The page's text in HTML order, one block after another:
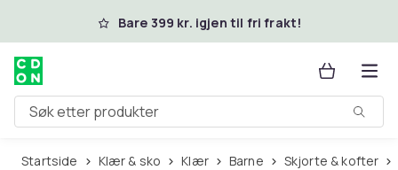
Hopp til hovedinnholdBare 399 kr. igjen til fri frakt!
Søk etter produkter
Startside Klær & sko Klær Barne Skjorte & kofter